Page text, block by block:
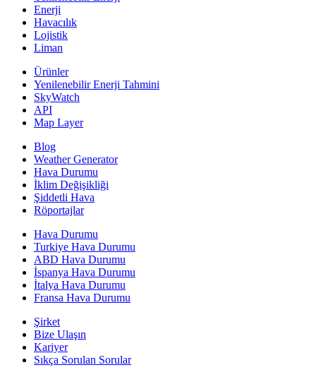
Enerji
Havacılık
Lojistik
Liman
Ürünler
Yenilenebilir Enerji Tahmini
SkyWatch
API
Map Layer
Blog
Weather Generator
Hava Durumu
İklim Değişikliği
Şiddetli Hava
Röportajlar
Hava Durumu
Turkiye Hava Durumu
ABD Hava Durumu
İspanya Hava Durumu
İtalya Hava Durumu
Fransa Hava Durumu
Şirket
Bize Ulaşın
Kariyer
Sıkça Sorulan Sorular